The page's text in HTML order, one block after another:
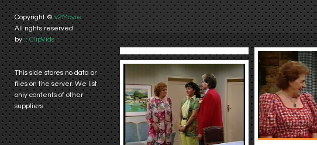
Copyright © v2Movie
All rights reserved.
by:: ClipVids ::
This side stores no data or
files on the server. We list
only contents of other
suppliers.